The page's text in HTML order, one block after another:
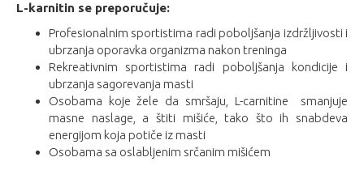
L-karnitin se preporučuje:
Profesionalnim sportistima radi poboljšanja izdržljivosti i
ubrzanja oporavka organizma nakon treninga
Rekreativnim sportistima radi poboljšanja kondicije i
ubrzanja sagorevanja masti
Osobama koje žele da smršaju, L-carnitine smanjuje
masne naslage, a štiti mišiće, tako što ih snabdeva
energijom koja potiče iz masti
Osobama sa oslabljenim srčanim mišićem